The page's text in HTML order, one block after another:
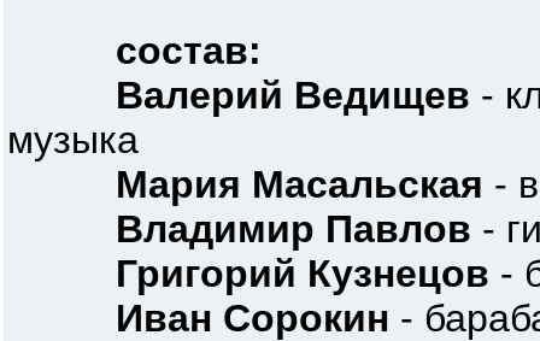
состав:
Валерий Ведищев -
музыка
Мария Масальская -
Владимир Павлов -
Григорий Кузнецов -
Иван Сорокин -